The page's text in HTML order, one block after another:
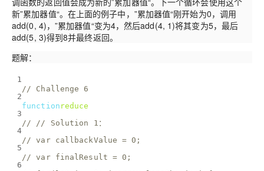
新”累加器值“。在上面的例子中，”累加器值“刚开始为0，调用
add(0, 4)，”累加器值“变为4，然后add(4, 1)将其变为5，最后
add(5, 3)得到8并最终返回。
题解：
1
2
3
4
5
6
// Challenge 6
function reduce
// // Solution 1：
// var callbackValue = 0;
// var finalResult = 0;